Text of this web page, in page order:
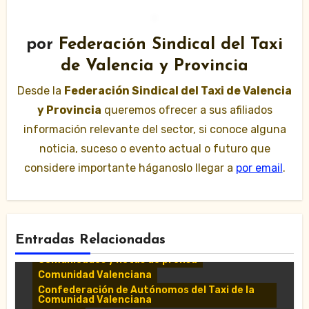
por Federación Sindical del Taxi
de Valencia y Provincia
Desde la Federación Sindical del Taxi de Valencia
y Provincia queremos ofrecer a sus afiliados
información relevante del sector, si conoce alguna
noticia, suceso o evento actual o futuro que
considere importante háganoslo llegar a por email .
Entradas Relacionadas
Comunicados y notas de prensa
Comunidad Valenciana
Confederación de Autónomos del Taxi de la
Comunidad Valenciana